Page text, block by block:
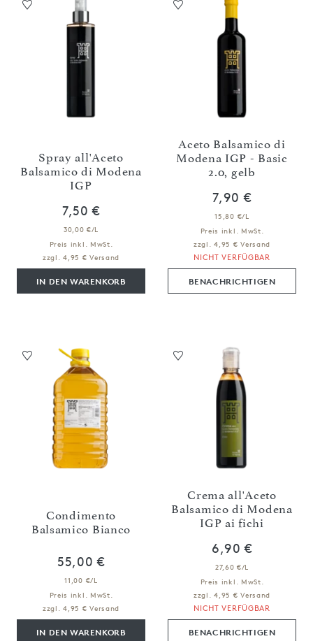
Spray all'Aceto
Balsamico di Modena
IGP
7,50 €
30,00 €/L
Preis inkl. MwSt.
zzgl. 4,95 € Versand
IN DEN WARENKORB
Aceto Balsamico di
Modena IGP - Basic
2.0, gelb
7,90 €
15,80 €/L
Preis inkl. MwSt.
zzgl. 4,95 € Versand
NICHT VERFÜGBAR
BENACHRICHTIGEN
Condimento
Balsamico Bianco
55,00 €
11,00 €/L
Preis inkl. MwSt.
zzgl. 4,95 € Versand
IN DEN WARENKORB
Crema all'Aceto
Balsamico di Modena
IGP ai fichi
6,90 €
27,60 €/L
Preis inkl. MwSt.
zzgl. 4,95 € Versand
NICHT VERFÜGBAR
BENACHRICHTIGEN